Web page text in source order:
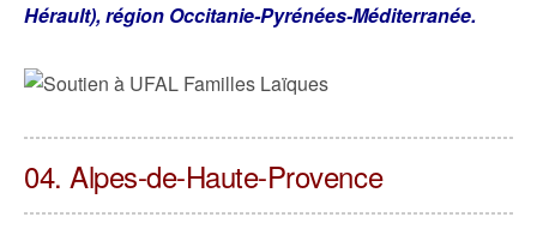
Hérault), région Occitanie-Pyrénées-Méditerranée.
04. Alpes-de-Haute-Provence